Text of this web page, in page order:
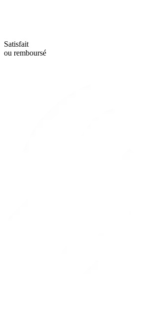
Satisfait
ou remboursé